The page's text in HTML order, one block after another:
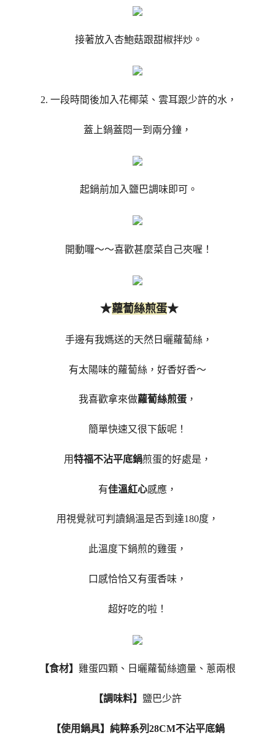
接著放入杏鮑菇跟甜椒拌炒。
2. 一段時間後加入花椰菜、雲耳跟少許的水，
蓋上鍋蓋悶一到兩分鐘，
起鍋前加入鹽巴調味即可。
開動囉～～喜歡甚麼菜自己夾喔！
★蘿蔔絲煎蛋★
手邊有我媽送的天然日曬蘿蔔絲，
有太陽味的蘿蔔絲，好香好香～
我喜歡拿來做蘿蔔絲煎蛋 ，
簡單快速又很下飯呢！
用特福不沾平底鍋煎蛋的好處是，
有佳溫紅心感應，
用視覺就可判讀鍋溫是否到達180度，
此溫度下鍋煎的雞蛋，
口感恰恰又有蛋香味，
超好吃的啦！
【食材】 雞蛋四顆、日曬蘿蔔絲適量、蔥兩根
【調味料】 鹽巴少許
【使用鍋具】純粹系列28CM不沾平底鍋